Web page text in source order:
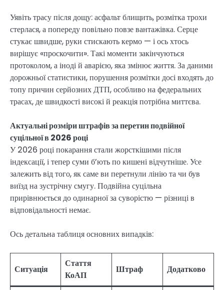
Уявіть трасу після дощу: асфальт блищить, розмітка трохи
стерлася, а попереду повільно повзе вантажівка. Серце
стукає швидше, руки стискають кермо — і ось хтось
вирішує «проскочити». Такі моменти закінчуються
протоколом, а іноді й аварією, яка змінює життя. За даними
дорожньої статистики, порушення розмітки досі входять до
топу причин серйозних ДТП, особливо на федеральних
трасах, де швидкості високі й реакція потрібна миттєва.
Актуальні розміри штрафів за перетин подвійної
суцільної в 2026 році
У 2026 році покарання стали жорсткішими після
індексації, і тепер суми б’ють по кишені відчутніше. Усе
залежить від того, як саме ви перетнули лінію та чи був
виїзд на зустрічну смугу. Подвійна суцільна
прирівнюється до одинарної за суворістю — різниці в
відповідальності немає.
Ось детальна таблиця основних випадків:
Ситуація
Стаття
КоАП
Штраф Додатково